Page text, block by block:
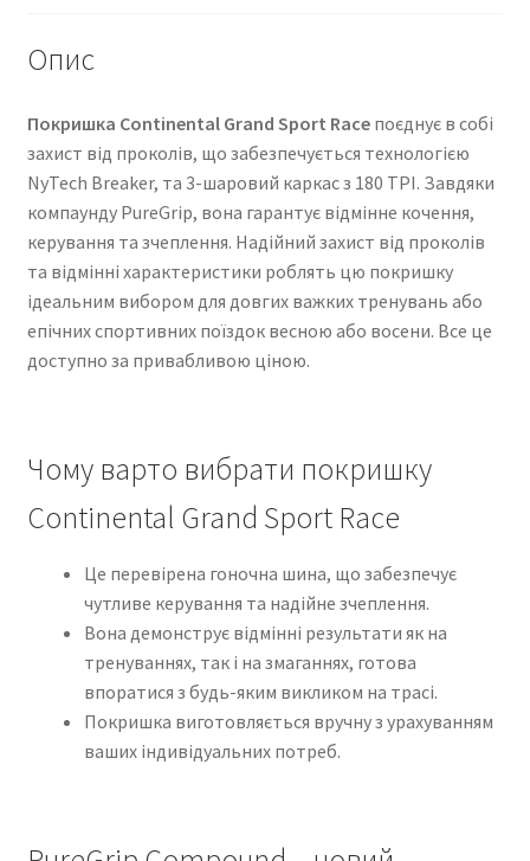
Опис
Покришка Continental Grand Sport Raceпоєднує в собі
захист від проколів, що забезпечується технологією
NyTech Breaker, та 3-шаровий каркас з 180 TPI. Завдяки
компаунду PureGrip, вона гарантує відмінне кочення,
керування та зчеплення. Надійний захист від проколів
та відмінні характеристики роблять цю покришку
ідеальним вибором для довгих важких тренувань або
епічних спортивних поїздок весною або восени. Все це
доступно за привабливою ціною.
Чому варто вибрати покришку
Continental Grand Sport Race
Це перевірена гоночна шина, що забезпечує
чутливе керування та надійне зчеплення.
Вона демонструє відмінні результати як на
тренуваннях, так і на змаганнях, готова
впоратися з будь-яким викликом на трасі.
Покришка виготовляється вручну з урахуванням
ваших індивідуальних потреб.